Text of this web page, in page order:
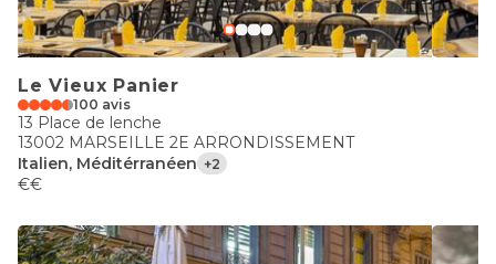
Le Vieux Panier
100 avis
13 Place de lenche
13002 MARSEILLE 2E ARRONDISSEMENT
Italien, Méditérranéen +2
€€